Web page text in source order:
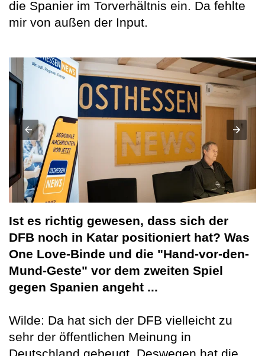
die Spanier im Torverhältnis ein. Da fehlte
mir von außen der Input.
Ist es richtig gewesen, dass sich der
DFB noch in Katar positioniert hat? Was
One Love-Binde und die "Hand-vor-den-
Mund-Geste" vor dem zweiten Spiel
gegen Spanien angeht ...
Wilde: Da hat sich der DFB vielleicht zu
sehr der öffentlichen Meinung in
Deutschland gebeugt. Deswegen hat die